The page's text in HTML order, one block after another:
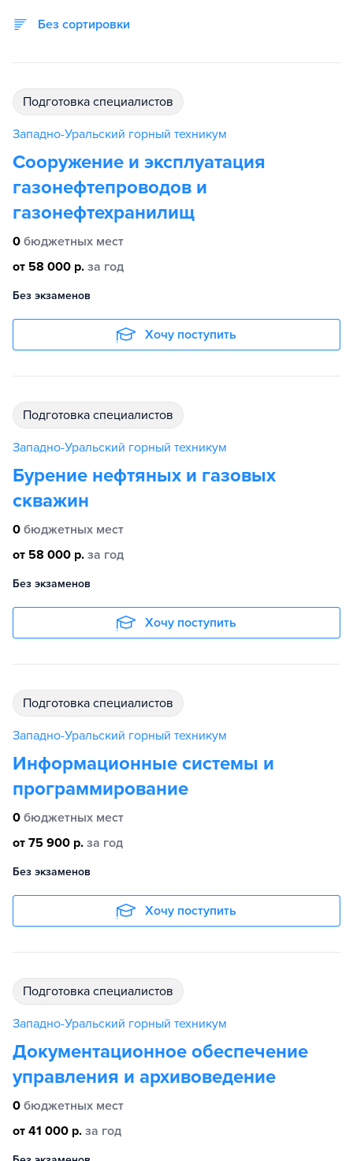
Без сортировки
подготовка специалистов
Западно-Уральский горный техникум
Сооружение и эксплуатация
газонефтепроводов и
газонефтехранилищ
0 бюджетных мест
от 58 000 р. за год
Без экзаменов
Хочу поступить
подготовка специалистов
Западно-Уральский горный техникум
Бурение нефтяных и газовых
скважин
0 бюджетных мест
от 58 000 р. за год
Без экзаменов
Хочу поступить
подготовка специалистов
Западно-Уральский горный техникум
Информационные системы и
программирование
0 бюджетных мест
от 75 900 р. за год
Без экзаменов
Хочу поступить
подготовка специалистов
Западно-Уральский горный техникум
Документационное обеспечение
управления и архивоведение
0 бюджетных мест
от 41 000 р. за год